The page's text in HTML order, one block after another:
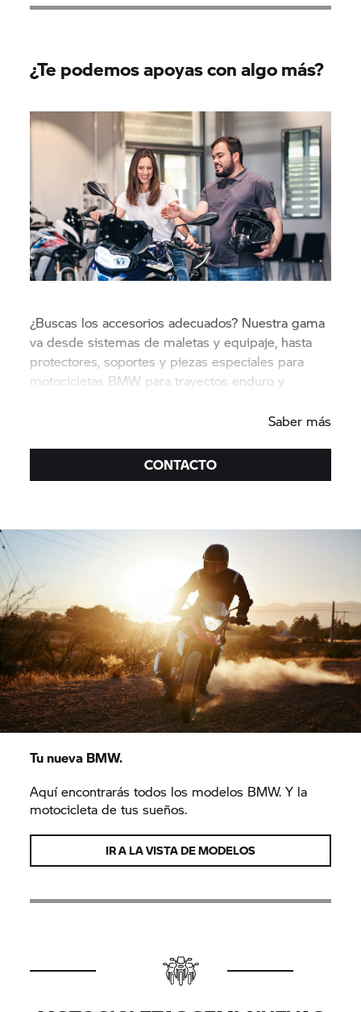
¿Te podemos apoyas con algo más?
¿Buscas los accesorios adecuados? Nuestra gama
va desde sistemas de maletas y equipaje, hasta
protectores, soportes y piezas especiales para
motocicletas BMW para trayectos enduro y
Saber más
CONTACTO
Tu nueva BMW.
Aquí encontrarás todos los modelos BMW. Y la
motocicleta de tus sueños.
IR A LA VISTA DE MODELOS